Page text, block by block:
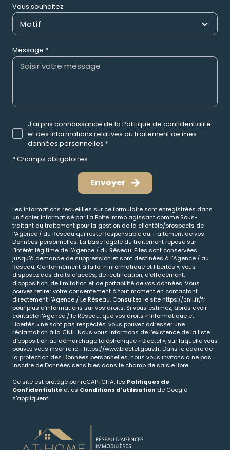
Vous souhaitez
Motif
Message *
J'ai pris connaissance de la Politique de confidentialité
et des informations relatives au traitement de mes
données personnelles *
* Champs obligatoires
Envoyer
Les informations recueillies sur ce formulaire sont enregistrées dans
un fichier informatisé par La Boite Immo agissant comme Sous-
traitant du traitement pour la gestion de la clientèle/prospects de
l'Agence / du Réseau qui reste Responsable du Traitement de vos
Données personnelles. La base légale du traitement repose sur
l'intérêt légitime de l'Agence / du Réseau. Elles sont conservées
jusqu'à demande de suppression et sont destinées à l'Agence / au
Réseau. Conformément à la loi « informatique et libertés », vous
disposez des droits d’accès, de rectification, d’effacement,
d’opposition, de limitation et de portabilité de vos données. Vous
pouvez retirer votre consentement à tout moment en contactant
directement l’Agence / Le Réseau. Consultez le sitehttps://cnil.fr/fr
pour plus d’informations sur vos droits. Si vous estimez, après avoir
contacté l'Agence / le Réseau, que vos droits « Informatique et
Libertés » ne sont pas respectés, vous pouvez adresser une
réclamation à la CNIL. Nous vous informons de l’existence de la liste
d'opposition au démarchage téléphonique « Bloctel », sur laquelle vous
pouvez vous inscrire ici :https://www.bloctel.gouv.fr. Dans le cadre de
la protection des Données personnelles, nous vous invitons à ne pas
inscrire de Données sensibles dans le champ de saisie libre.
Ce site est protégé par reCAPTCHA, les Politiques de
Confidentialité et es Conditions d'utilisation de Google
s'appliquent.